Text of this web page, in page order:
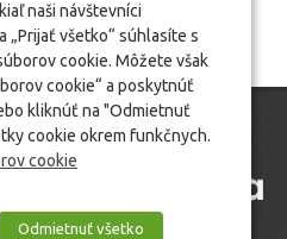
naši návštevníci
„Prijať všetko“ súhlasíte s
cookie. Môžete však
cookie“ a poskytnúť
kliknúť na "Odmietnuť
cookie okrem funkčnych.
cookie
Odmietnuť všetko